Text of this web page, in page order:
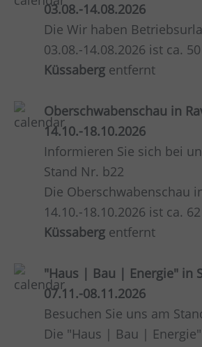
03.08.-14.08.2026
Die Wir haben
03.08.-14.08.2026 ist ca.
Küssabergentfernt
Oberschwabenschau in
14.10.-18.10.2026
Informieren Sie sich bei
Stand Nr. b22
Die Oberschwabenschau
14.10.-18.10.2026 ist ca.
Küssabergentfernt
"Haus | Bau | Energie" in
07.11.-08.11.2026
Besuchen Sie uns am
Die "Haus | Bau |